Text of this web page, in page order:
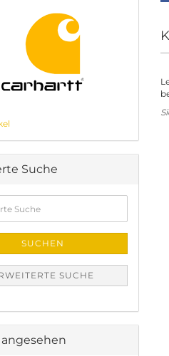
Suche
SUCHEN
SUCHE